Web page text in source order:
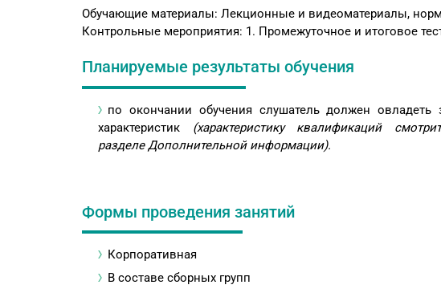
Обучающие материалы: Лекционные и видеоматериалы,
Контрольные мероприятия: 1. Промежуточное и итоговое
Планируемые результаты обучения
по окончании обучения слушатель должен
характеристик (характеристику квалификаций
разделе Дополнительной информации).
Формы проведения занятий
Корпоративная
В составе сборных групп